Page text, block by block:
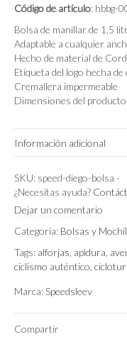
Código de artículo: hbbg-
Bolsa de manillar de 1,5
Adaptable a cualquier
Hecho de material de
Etiqueta del logo hecha de
Cremallera impermeable
Dimensiones del
Información adicional
Peso
Marca
SKU: speed-diego-bolsa -
¿Necesitas ayuda?
Dejar un comentario
Categoría: Bolsas y
Tags: alforjas, apidura,
ciclismo auténtico,
Marca: Speedsleev
Compartir